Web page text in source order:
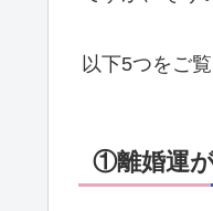
以下5つをご覧
①離婚運